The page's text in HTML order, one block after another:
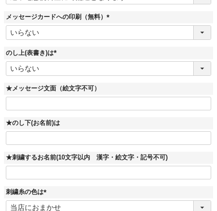
須
)
メッセージカードへの印刷（無料）
(
須
のし上(表書き)は
(
須
)
★メッセージ文面（絵文字不可）
★のし下(お名前)は
★刺繍するお名前(10文字以内 漢字・絵文字・記号不可)
刺繍糸の色は
(
必